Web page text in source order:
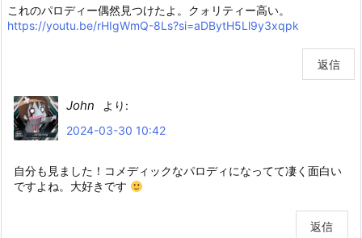
これのパロディー偶然見つけたよ。クォリティー高い。
https://youtu.be/rHIgWmQ-8Ls?si=aDBytH5Ll9y3xqpk
返信
John
より:
2024-03-30 10:42
自分も見ました！コメディックなパロディになってて凄く面白い
ですよね。大好きです
返信